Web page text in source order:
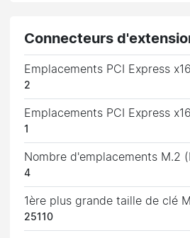
Connecteurs
Emplacements PCI Express
2
Emplacements PCI Express
1
Nombre d'emplacements M.2
4
1ère plus grande taille de clé
25110